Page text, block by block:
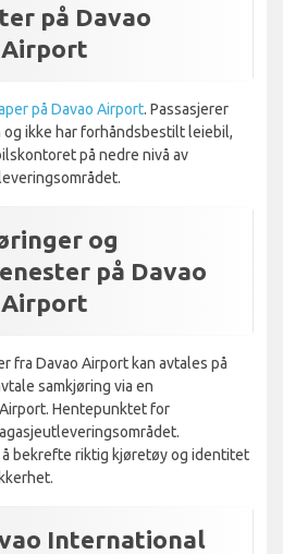
på Davao
på Davao Airport. Passasjerer
ikke har forhåndsbestilt leiebil,
på nedre nivå av
og
på Davao
fra Davao Airport kan avtales på
samkjøring via en
Hentepunktet for
bekrefte riktig kjøretøy og identitet
International